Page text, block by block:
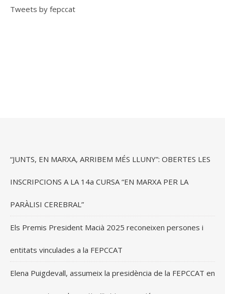
Tweets by fepccat
“JUNTS, EN MARXA, ARRIBEM MÉS LLUNY”: OBERTES LES
INSCRIPCIONS A LA 14a CURSA “EN MARXA PER LA
PARÀLISI CEREBRAL”
Els Premis President Macià 2025 reconeixen persones i
entitats vinculades a la FEPCCAT
Elena Puigdevall, assumeix la presidència de la FEPCCAT en